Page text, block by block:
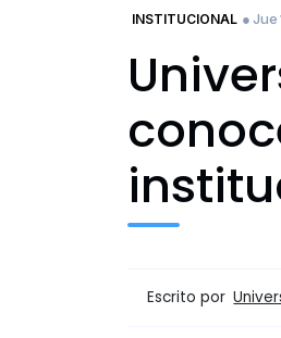
INSTITUCIONAL ● Jue
Escrito por